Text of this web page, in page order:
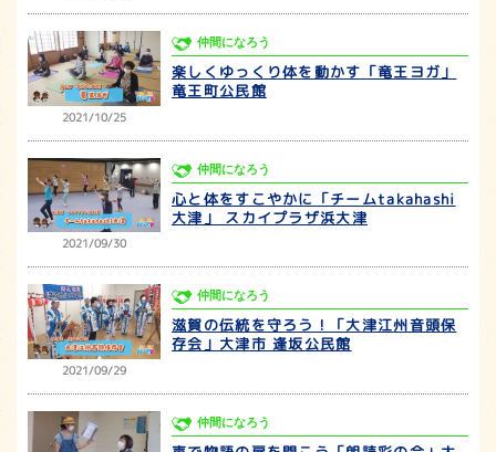
2021/10/25
仲間になろう
楽しくゆっくり体を動かす「竜王ヨガ」
竜王町公民館
2021/09/30
仲間になろう
心と体をすこやかに「チームtakahashi
大津」 スカイプラザ浜大津
2021/09/29
仲間になろう
滋賀の伝統を守ろう！「大津江州音頭保
存会」大津市 逢坂公民館
仲間になろう